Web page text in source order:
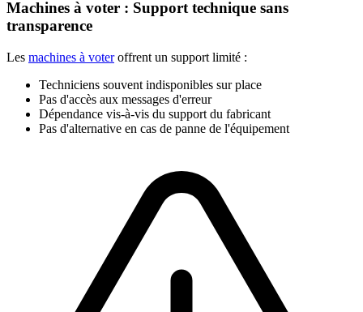
Machines à voter : Support technique sans
transparence
Les machines à voteroffrent un support limité :
Techniciens souvent indisponibles sur place
Pas d'accès aux messages d'erreur
Dépendance vis-à-vis du support du fabricant
Pas d'alternative en cas de panne de l'équipement